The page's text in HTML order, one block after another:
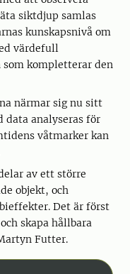
siktdjup samlas
kunskapsnivå om
värdefull
kompletterar den
närmar sig nu sitt
data analyseras för
våtmarker kan
av ett större
objekt, och
Det är först
skapa hållbara
Futter.